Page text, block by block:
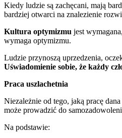
Kiedy ludzie są zachęcani, mają
bardziej otwarci na znalezienie
Kultura optymizmu jest
wymaga optymizmu.
Ludzie przynoszą uprzedzenia,
Uświadomienie sobie, że każdy
Praca uszlachetnia
Niezależnie od tego, jaką pracę
może prowadzić do
Na podstawie: